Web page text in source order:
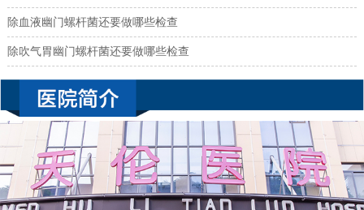
除血液幽门螺杆菌还要做哪些检查
除吹气胃幽门螺杆菌还要做哪些检查